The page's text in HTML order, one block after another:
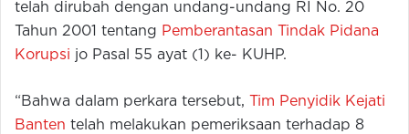
telah dirubah dengan undang-undang RI No. 20
Tahun 2001 tentang Pemberantasan Tindak Pidana
Korupsi jo Pasal 55 ayat (1) ke- KUHP.
“Bahwa dalam perkara tersebut,
Tim Penyidik Kejati
Banten telah melakukan pemeriksaan terhadap 8